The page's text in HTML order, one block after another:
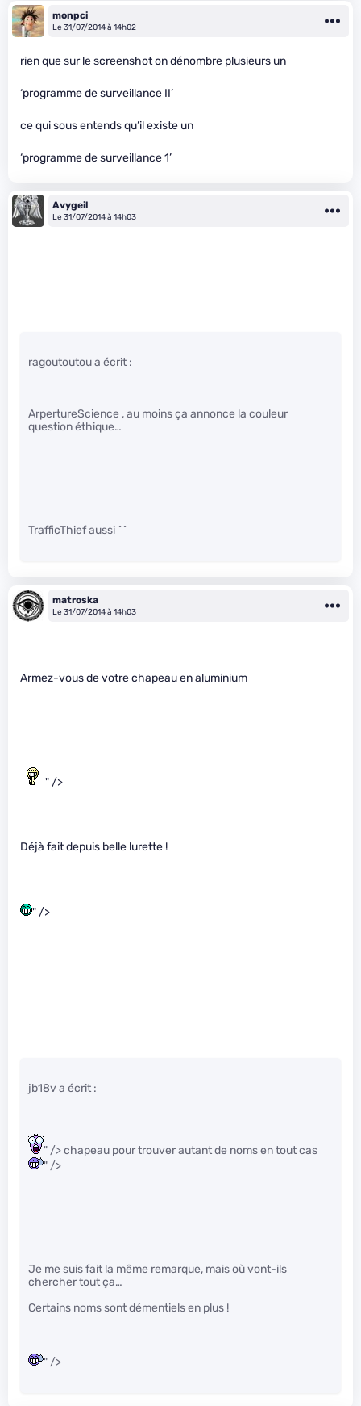
monpci
Le 31/07/2014 à 14h02
rien que sur le screenshot on dénombre plusieurs un
‘programme de surveillance II’
ce qui sous entends qu’il existe un
‘programme de surveillance 1’
Avygeil
Le 31/07/2014 à 14h03
ragoutoutou a écrit :
ArpertureScience , au moins ça annonce la couleur
question éthique…
TrafficThief aussi ^^
matroska
Le 31/07/2014 à 14h03
Armez-vous de votre chapeau en aluminium
" />
Déjà fait depuis belle lurette !
" />
jb18v a écrit :
" /> chapeau pour trouver autant de noms en tout cas
" />
Je me suis fait la même remarque, mais où vont-ils
chercher tout ça…
Certains noms sont démentiels en plus !
" />